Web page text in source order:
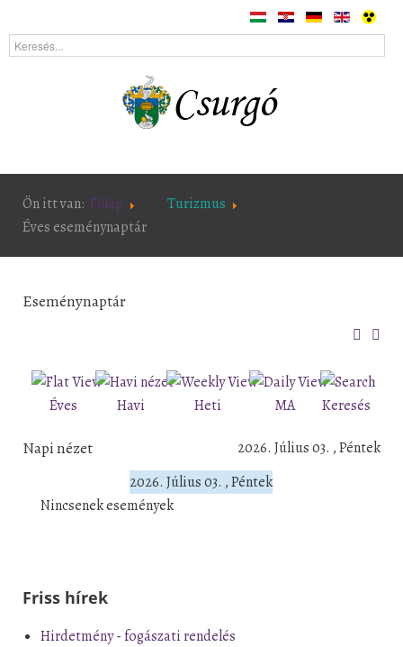
Ön itt van: Főlap
Turizmus
Éves eseménynaptár
Eseménynaptár
Éves Havi Heti MA Keresés
Napi nézet
2026. Július 03. , Péntek
2026. Július 03. , Péntek
Nincsenek események
Friss hírek
Hirdetmény - fogászati rendelés